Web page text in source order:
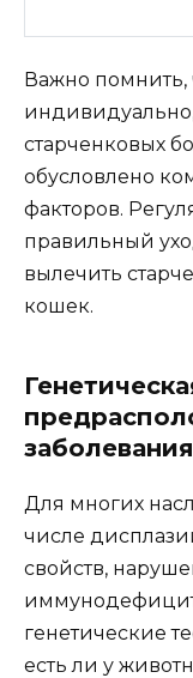
Важно помнить,
старченковых
обусловлено
факторов.
правильный
вылечить
кошек.
Для многих
числе
свойств,
генетические
есть ли у